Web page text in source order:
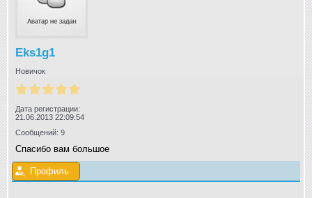
Eks1g1
Новичок
Дата регистрации:
21.06.2013 22:09:54
Сообщений: 9
Спасибо вам большое
Профиль